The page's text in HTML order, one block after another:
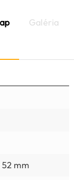
Galéria
52 mm